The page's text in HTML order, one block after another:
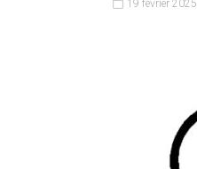
19 février 2025